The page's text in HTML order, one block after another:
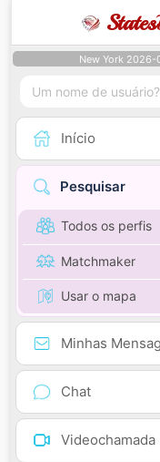
States
New York
Início
Pesquisar
Todos os perfis
Matchmaker
Usar o mapa
Minhas
Chat
Videochamada